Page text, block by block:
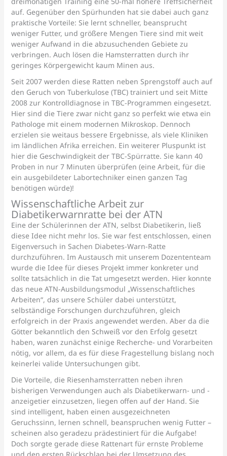
auf. Gegenüber den Spürhunden hat sie dabei auch ganz
praktische Vorteile: Sie lernt schneller, beansprucht
weniger Futter, und größere Mengen Tiere sind mit weit
weniger Aufwand in die abzusuchenden Gebiete zu
verbringen. Auch lösen die Hamsterratten durch ihr
geringes Körpergewicht kaum Minen aus.
Seit 2007 werden diese Ratten neben Sprengstoff auch auf
den Geruch von Tuberkulose (TBC) trainiert und seit Mitte
2008 zur Kontrolldiagnose in TBC-Programmen eingesetzt.
Hier sind die Tiere zwar nicht ganz so perfekt wie etwa ein
Pathologe mit einem modernen Mikroskop. Dennoch
erzielen sie weitaus bessere Ergebnisse, als viele Kliniken
im ländlichen Afrika erreichen. Ein weiterer Pluspunkt ist
hier die Geschwindigkeit der TBC-Spürratte. Sie kann 40
Proben in nur 7 Minuten überprüfen (eine Arbeit, für die
ein ausgebildeter Labortechniker einen ganzen Tag
benötigen würde)!
Wissenschaftliche Arbeit zur
Diabetikerwarnratte bei der ATN
Eine der Schülerinnen der ATN, selbst Diabetikerin, ließ
diese Idee nicht mehr los. Sie war fest entschlossen, einen
Eigenversuch in Sachen Diabetes-Warn-Ratte
durchzuführen. Im Austausch mit unserem Dozententeam
wurde die Idee für dieses Projekt immer konkreter und
sollte tatsächlich in die Tat umgesetzt werden. Hier konnte
das neue ATN-Ausbildungsmodul „Wissenschaftliches
Arbeiten“, das unsere Schüler dabei unterstützt,
selbständige Forschungen durchzuführen, gleich
erfolgreich in der Praxis angewendet werden. Aber da die
Götter bekanntlich den Schweiß vor den Erfolg gesetzt
haben, waren zunächst einige Recherche- und Vorarbeiten
nötig, vor allem, da es für diese Fragestellung bislang noch
keinerlei valide Untersuchungen gibt.
Die Vorteile, die Riesenhamsterratten neben ihren
bisherigen Verwendungen auch als Diabetikerwarn- und -
anzeigetier einzusetzen, liegen offen auf der Hand. Sie
sind intelligent, haben einen ausgezeichneten
Geruchssinn, lernen schnell, beanspruchen wenig Futter –
scheinen also geradezu prädestiniert für die Aufgabe!
Doch sorgte gerade diese Rattenart für ernste Probleme
und den ersten Rückschlag bei der Umsetzung des